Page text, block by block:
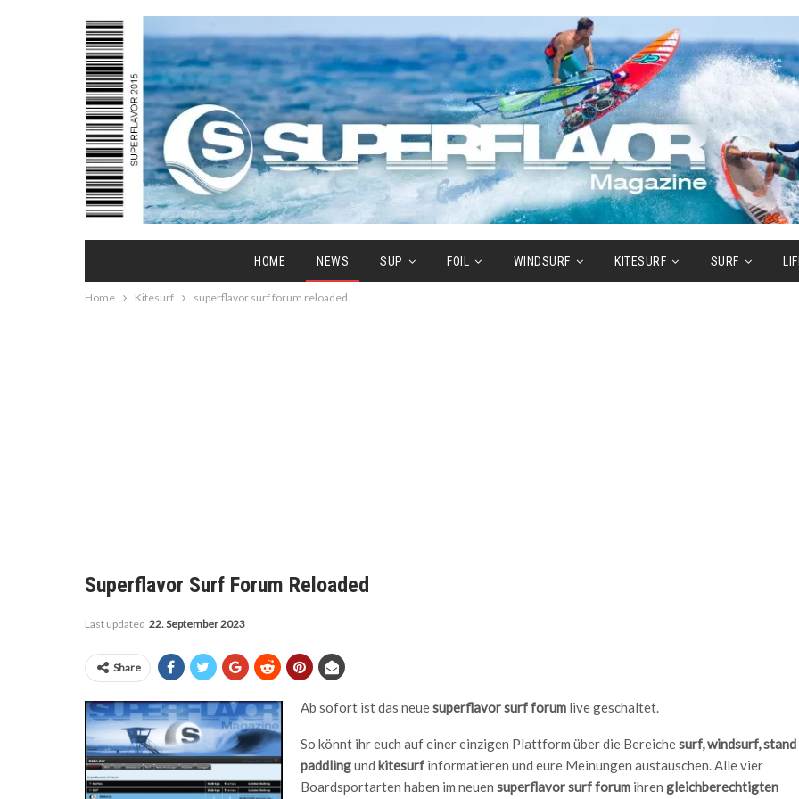
HOME NEWS SUP FOIL WINDSURF KITESURF SURF
Home Kitesurf superflavor surf forum reloaded
Superflavor Surf Forum Reloaded
Last updated 22. September 2023
Share
Ab sofort ist das neuesuperflavor surf forumlive geschaltet.
So könnt ihr euch auf einer einzigen Plattform über die Bereichesurf, windsurf, stand
paddlingund kitesurfinformatieren und eure Meinungen austauschen. Alle vier
Boardsportarten haben im neuen superflavor surf forum ihren gleichberechtigten